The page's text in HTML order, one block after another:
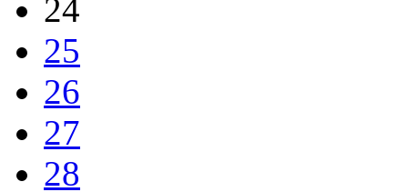
24
25
26
27
28